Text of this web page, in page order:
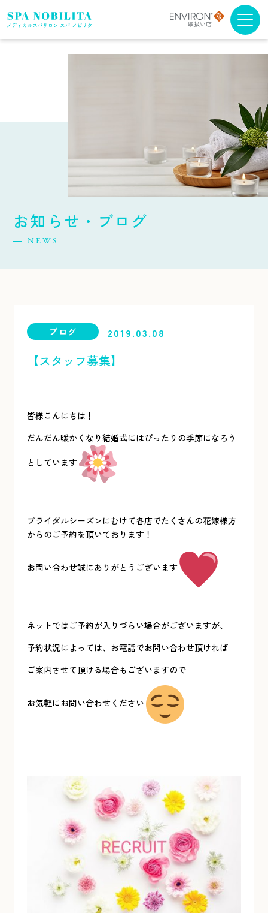
メニュー・料金
スパノビリタについて
取扱商品について
お知らせ・ブログ
NEWS
ブログ 2019.03.08
【スタッフ募集】
皆様こんにちは！
だんだん暖かくなり結婚式にはぴったりの季節になろう
としています
ブライダルシーズンにむけて各店でたくさんの花嫁様方
からのご予約を頂いております！
お問い合わせ誠にありがとうございます
ネットではご予約が入りづらい場合がございますが、
予約状況によっては、お電話でお問い合わせ頂ければ
ご案内させて頂ける場合もございますので
お気軽にお問い合わせください